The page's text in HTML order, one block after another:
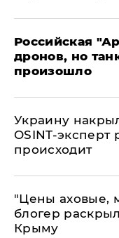
​Российская
дронов, но
произошло
​Украину
OSINT-эксперт
происходит
​"Цены аховые,
блогер
Крыму